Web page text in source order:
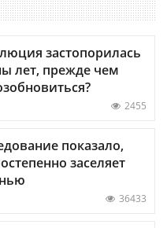
застопорилась
лет, прежде чем
2455
показало,
заселяет
36433